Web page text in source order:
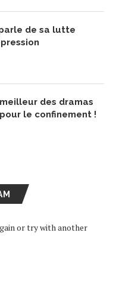
de sa lutte
des dramas
le confinement !
or try with another